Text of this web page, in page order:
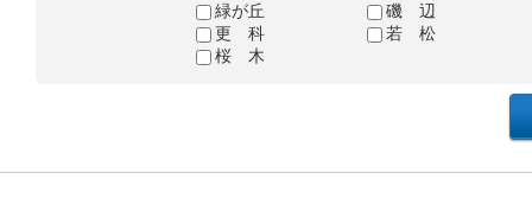
緑が丘
磯 辺
更 科
若 松
桜 木